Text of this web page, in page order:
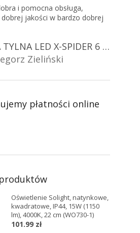
i pomocna obsługa,
jakości w bardzo dobrej
LAMPA TYLNA LED X-SPIDER 6 FUNKCJI, R10, R148, R150, IP67, MOCOWANIE NA ŚRUBY [L2425]
to 5 na 5 gwiazdek.
Zieliński
płatności online
Oświetlenie Solight, natynkowe,
kwadratowe, IP44, 15W (1150
lm), 4000K, 22 cm (WO730-1)
101.99 zł